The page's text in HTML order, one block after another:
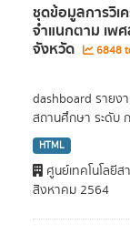
ชุดข้อมูลการวิเ
จำแนกตาม เพ
จังหวัด 6848
dashboard รายง
สถานศึกษา ระดับ
HTML
ศูนย์เทคโนโลยี
สิงหาคม 2564